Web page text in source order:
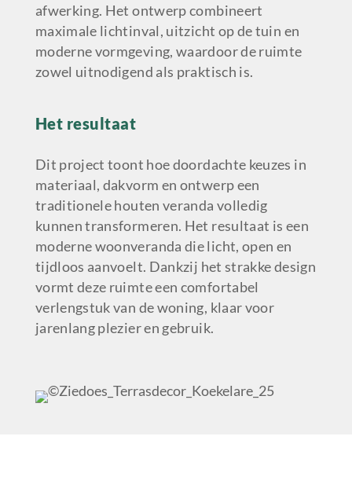
afwerking. Het ontwerp combineert
maximale lichtinval, uitzicht op de tuin en
moderne vormgeving, waardoor de ruimte
zowel uitnodigend als praktisch is.
Het resultaat
Dit project toont hoe doordachte keuzes in
materiaal, dakvorm en ontwerp een
traditionele houten veranda volledig
kunnen transformeren. Het resultaat is een
moderne woonveranda die licht, open en
tijdloos aanvoelt. Dankzij het strakke design
vormt deze ruimte een comfortabel
verlengstuk van de woning, klaar voor
jarenlang plezier en gebruik.